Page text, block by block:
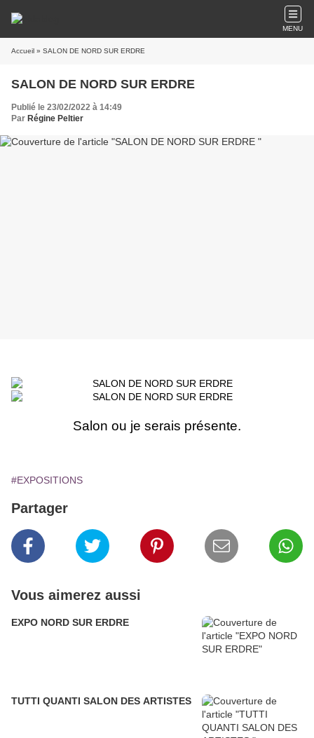
MENU
Accueil » SALON DE NORD SUR ERDRE
SALON DE NORD SUR ERDRE
Publié le 23/02/2022 à 14:49
Par Régine Peltier
Salon ou je serais présente.
#EXPOSITIONS
Partager
Vous aimerez aussi
EXPO NORD SUR ERDRE
TUTTI QUANTI SALON DES ARTISTES